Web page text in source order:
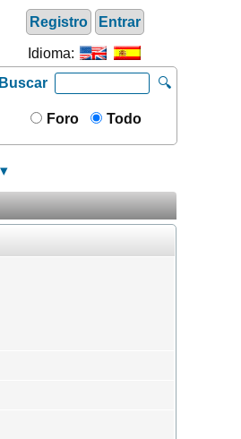
Registro Entrar
Idioma:
Buscar
🔍
Foro Todo